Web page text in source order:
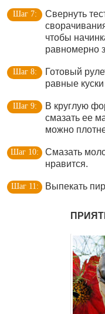
Свернуть
чтобы
равномерно
Готовый
равные
В круглую
смазать ее
можно
Смазать
нравится.
Выпекать